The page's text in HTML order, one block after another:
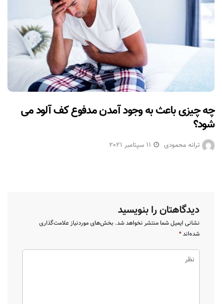
چه چیزی باعث به وجود آمدن مدفوع کف آلود می
شود؟
ترانه محمودی 11 سپتامبر 2021
دیدگاهتان را بنویسید
نشانی ایمیل شما منتشر نخواهد شد. بخش‌های موردنیاز علامت‌گذاری
شده‌اند*